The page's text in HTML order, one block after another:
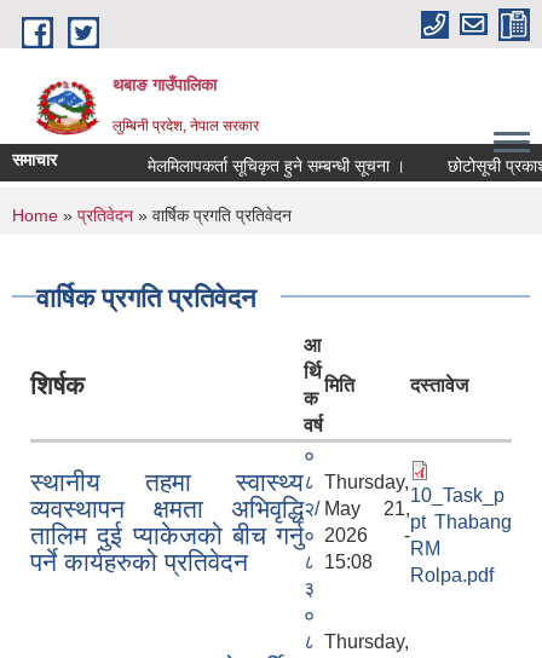
Skip to main content
थबाङ गाउँपालिका
लुम्बिनी प्रदेश, नेपाल सरकार
समाचार मेलमिलापकर्ता सूचिकृत हुने सम्बन्धी सूचना । छोटोसूची प्रकाशन
You are here
Home » प्रतिवेदन » वार्षिक प्रगति प्रतिवेदन
वार्षिक प्रगति प्रतिवेदन
शिर्षक
आ
र्थि
क
वर्ष
मिति दस्तावेज
स्थानीय तहमा स्वास्थ्य
व्यवस्थापन क्षमता अभिवृद्धि
तालिम दुई प्याकेजको बीच गर्नु
पर्ने कार्यहरुको प्रतिवेदन
०
८
२/
०
८
३
Thursday,
May 21,
2026 -
15:08
10_Task_p
pt Thabang
RM
Rolpa.pdf
०
८ Thursday,